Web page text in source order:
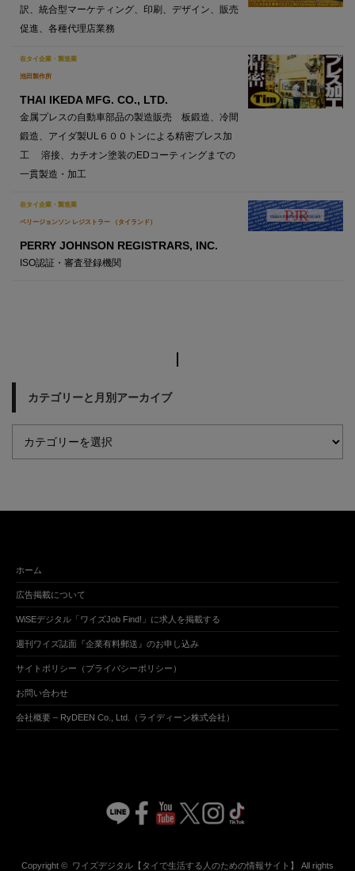
訳、統合型マーケティング、印刷、デザイン、販売
促進、各種代理店業務
在タイ企業・製造業
池田製作所
THAI IKEDA MFG. CO., LTD.
金属プレスの自動車部品の製造販売 板鍛造、冷間
鍛造、アイダ製UL６００トンによる精密プレス加
工 溶接、カチオン塗装のEDコーティングまでの
一貫製造・加工
在タイ企業・製造業
ペリージョンソン レジストラー （タイランド）
PERRY JOHNSON REGISTRARS, INC.
ISO認証・審査登録機関
カテゴリーと月別アーカイブ
ホーム
広告掲載について
WiSEデジタル「ワイズJob Find!」に求人を掲載する
週刊ワイズ誌面『企業有料郵送』のお申し込み
サイトポリシー（プライバシーポリシー）
お問い合わせ
会社概要 – RyDEEN Co., Ltd.（ライディーン株式会社）
Copyright © ワイズデジタル【タイで生活する人のための情報サイト】 All rights